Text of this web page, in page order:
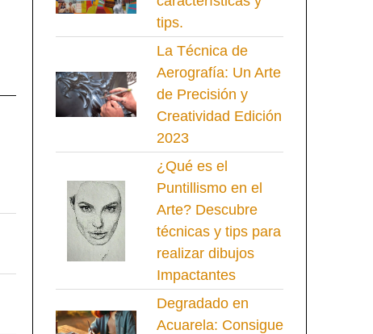
tips.
La Técnica de
Aerografía: Un Arte
de Precisión y
Creatividad Edición
2023
¿Qué es el
Puntillismo en el
Arte? Descubre
técnicas y tips para
realizar dibujos
Impactantes
Degradado en
Acuarela: Consigue